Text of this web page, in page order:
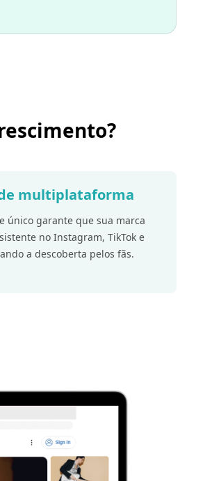
multiplataforma
único garante que sua marca
no Instagram, TikTok e
a descoberta pelos fãs.